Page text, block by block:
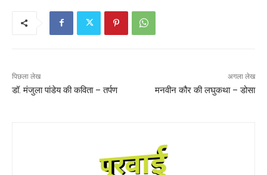
पिछला लेख
डॉ. मंजुला पांडेय की कविता – तर्पण
अगला लेख
मनवीन कौर की लघुकथा – डोसा